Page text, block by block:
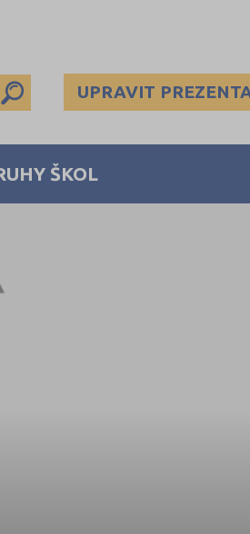
UPRAVIT
ŠKOL